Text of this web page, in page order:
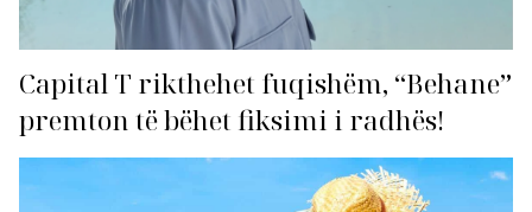
Capital T rikthehet fuqishëm, “Behane”
premton të bëhet fiksimi i radhës!